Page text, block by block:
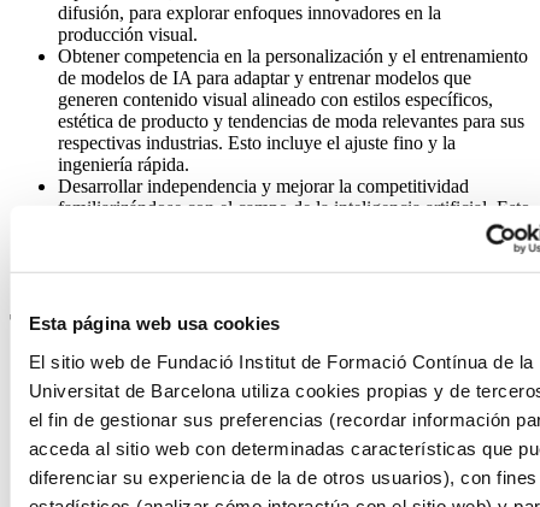
Esta página web usa cookies
El sitio web de Fundació Institut de Formació Contínua de la
Universitat de Barcelona utiliza cookies propias y de
el fin de gestionar sus preferencias (recordar información
acceda al sitio web con determinadas características que
diferenciar su experiencia de la de otros usuarios), con fines
difusión, para explorar enfoques innovadores en la
producción visual.
Obtener competencia en la personalización y el entrenamiento
de modelos de IA para adaptar y entrenar modelos que
generen contenido visual alineado con estilos específicos,
estética de producto y tendencias de moda relevantes para sus
respectivas industrias. Esto incluye el ajuste fino y la
ingeniería rápida.
Desarrollar independencia y mejorar la competitividad
familiarizándose con el campo de la inteligencia artificial. Esto
permitirá aprender nuevas técnicas de manera autónoma y
comprender las oportunidades y limitaciones de la IA en la
creación de contenido visual.
Tres razones para escogerlo
Formación práctica para dominar la herramienta ComfyUI
para la creación de contenido visual, y su aplicación en los
ámbitos profesionales del marketing, el diseño, la fotografía y
la moda para obtener una habilidad que supondrá una ventaja
competitiva en la industria creativa.
Programa desarrollado en colaboración con COLBACAT,